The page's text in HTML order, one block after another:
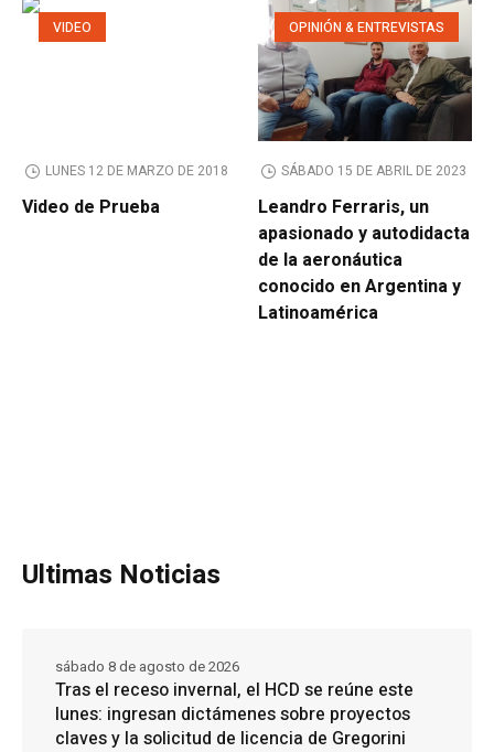
VIDEO
LUNES 12 DE MARZO DE 2018
Video de Prueba
OPINIÓN & ENTREVISTAS
SÁBADO 15 DE ABRIL DE 2023
Leandro Ferraris, un
apasionado y autodidacta
de la aeronáutica
conocido en Argentina y
Latinoamérica
Ultimas Noticias
Tras el receso invernal, el HCD se reúne este
lunes: ingresan dictámenes sobre proyectos
claves y la solicitud de licencia de Gregorini
sábado 8 de agosto de 2026